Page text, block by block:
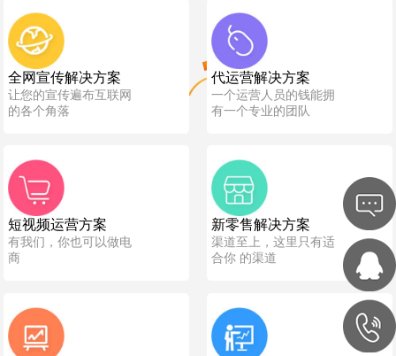
全网宣传解决方案
让您的宣传遍布互联网
的各个角落
代运营解决方案
一个运营人员的钱能拥
有一个专业的团队
短视频运营方案
有我们，你也可以做电
商
新零售解决方案
渠道至上，这里只有适
合你 的渠道